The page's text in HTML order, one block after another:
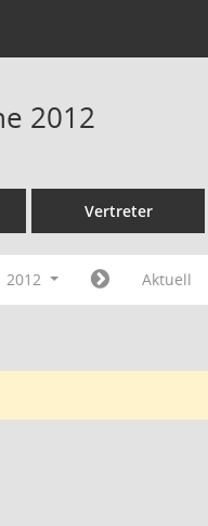
2012
Vertreter
2012 Aktuell